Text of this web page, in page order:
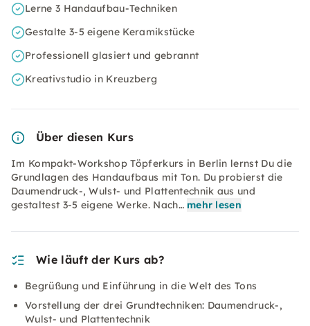
Lerne 3 Handaufbau-Techniken
Gestalte 3-5 eigene Keramikstücke
Professionell glasiert und gebrannt
Kreativstudio in Kreuzberg
Über diesen Kurs
Im Kompakt-Workshop Töpferkurs in Berlin lernst Du die
Grundlagen des Handaufbaus mit Ton. Du probierst die
Daumendruck-, Wulst- und Plattentechnik aus und
gestaltest 3-5 eigene Werke. Nach… mehr lesen
Wie läuft der Kurs ab?
Begrüßung und Einführung in die Welt des Tons
Vorstellung der drei Grundtechniken: Daumendruck-,
Wulst- und Plattentechnik